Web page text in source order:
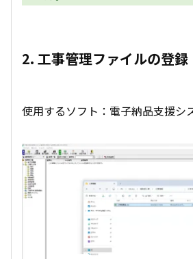
2. 工事管理ファイルの登録
使用するソフト：電子納品支援シ